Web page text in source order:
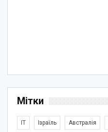
Мітки
IT Ізраїль Австралія